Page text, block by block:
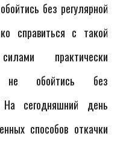
без регулярной
справиться с такой
практически
не обойтись без
На сегодняшний день
способов откачки